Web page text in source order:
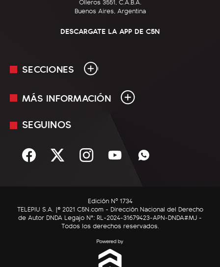
Buenos Aires, Argentina
DESCARGATE LA APP DE C5N
SECCIONES
En Vivo
Sociedad
C5N Autos
RatingCero
MÁS INFORMACIÓN
Mediakit
Términos y condiciones
SEGUINOS
Edición Nº 1734
TELEPIU S.A. |© 2021 C5N.com - Dirección Nacional del Derecho
de Autor DNDA Legajo N°: RL-2024-31679423-APN-DNDA#MJ -
Todos los derechos reservados.